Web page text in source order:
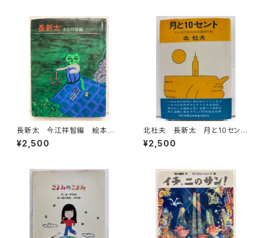
長新太 今江祥智編 絵本作
家文庫 1977年 すばる書房
文庫
¥2,500
北杜夫 長新太 月と10セン
ト 1971年 初版 帯 朝日
新聞社
¥2,500